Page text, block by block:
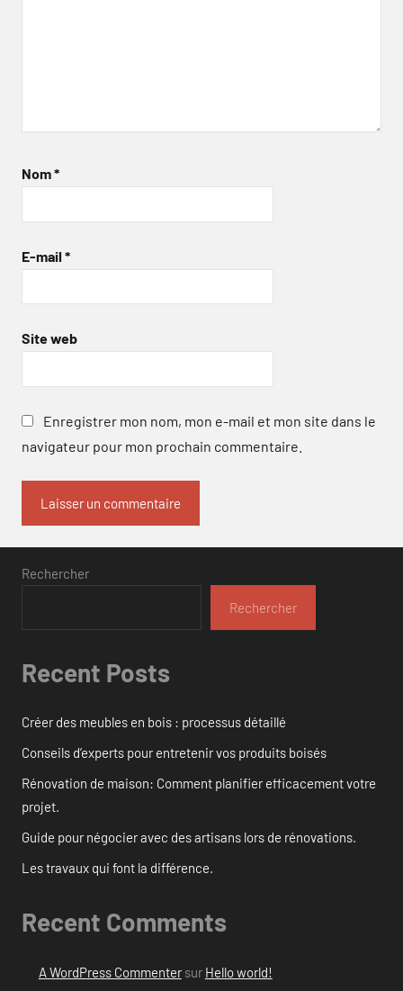
Nom*
E-mail *
Site web
Enregistrer mon nom, mon e-mail et mon site dans le
navigateur pour mon prochain commentaire.
Rechercher
Rechercher
Recent Posts
Créer des meubles en bois : processus détaillé
Conseils d’experts pour entretenir vos produits boisés
Rénovation de maison: Comment planifier efficacement votre
projet.
Guide pour négocier avec des artisans lors de rénovations.
Les travaux qui font la différence.
Recent Comments
A WordPress Commentersur Hello world!